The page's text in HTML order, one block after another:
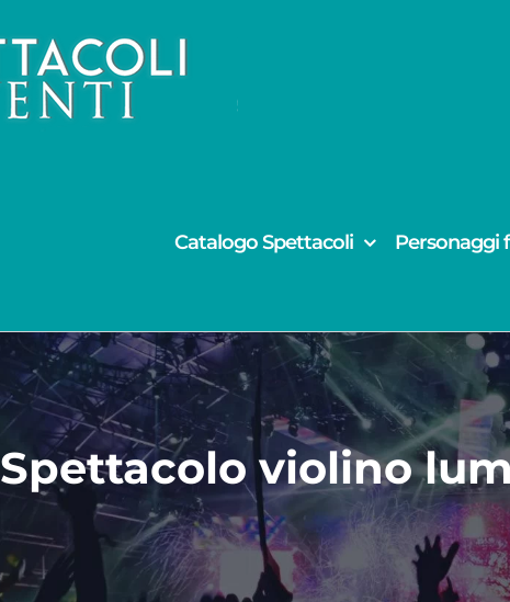
Catalogo Spettacoli Personaggi
Spettacolo violino